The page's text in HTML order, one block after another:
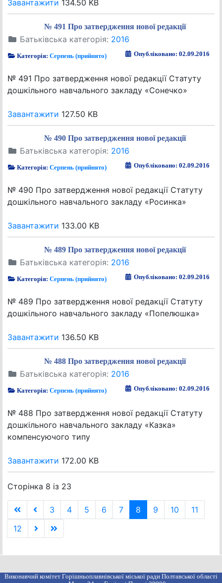
Завантажити 134.50 KB
№ 491 Про затвердження нової редакції
Батьківська категорія: 2016
Категорія:Серпень (прийнято) Опубліковано: 02.09.2016
№ 491 Про затвердження нової редакції Статуту
дошкільного навчального закладу «Сонечко»
Завантажити 127.50 KB
№ 490 Про затвердження нової редакції
Батьківська категорія: 2016
Категорія:Серпень (прийнято) Опубліковано: 02.09.2016
№ 490 Про затвердження нової редакції Статуту
дошкільного навчального закладу «Росинка»
Завантажити 133.00 KB
№ 489 Про затвердження нової редакції
Батьківська категорія: 2016
Категорія:Серпень (прийнято) Опубліковано: 02.09.2016
№ 489 Про затвердження нової редакції Статуту
дошкільного навчального закладу «Попелюшка»
Завантажити 136.50 KB
№ 488 Про затвердження нової редакції
Батьківська категорія: 2016
Категорія:Серпень (прийнято) Опубліковано: 02.09.2016
№ 488 Про затвердження нової редакції Статуту
дошкільного навчального закладу «Казка»
компенсуючого типу
Завантажити 172.00 KB
Сторінка 8 із 23
3 4 5 6 7 8 9 10
11
12
Виконавчий комітет Горішньоплавнівської міської ради Полтавської області